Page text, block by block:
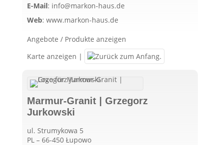
E-Mail: info@markon-haus.de
Web: www.markon-haus.de
Angebote / Produkte anzeigen
Karte anzeigen |
Marmur-Granit | Grzegorz
Jurkowski
ul. Strumykowa 5
PL – 66-450 Łupowo